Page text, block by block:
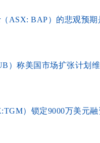
ASX: BAP）的悲观预期
）称美国市场扩张计划
）锁定9000万美元融